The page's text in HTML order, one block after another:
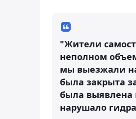
"Жители
неполном
мы выезжали
была закрыта
была выявлена
нарушало